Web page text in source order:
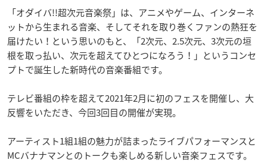
「オダイバ!!超次元音楽祭」は、アニメやゲーム、インターネ
ットから生まれる音楽、そしてそれを取り巻くファンの熱狂を
届けたい！という思いのもと、「2次元、2.5次元、3次元の垣
根を取っ払い、次元を超えてひとつになろう！」というコンセ
プトで誕生した新時代の音楽番組です。
テレビ番組の枠を超えて2021年2月に初のフェスを開催し、大
反響をいただき、今回3回目の開催が実現。
アーティスト1組1組の魅力が詰まったライブパフォーマンスと
MCバナナマンとのトークも楽しめる新しい音楽フェスです。